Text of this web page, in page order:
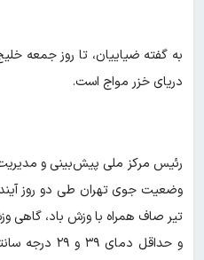
به گفته ضیاییان، تا روز جمعه
دریای خزر مواج است.
رئیس مرکز ملی پیش‌بینی و
تیر صاف همراه با وزش باد، گاهی